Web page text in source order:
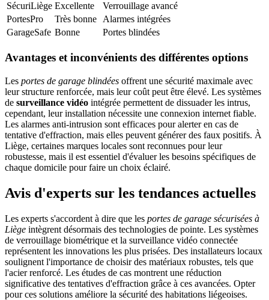
SécuriLiège Excellente
Verrouillage avancé
PortesPro
Très bonne Alarmes intégrées
GarageSafe Bonne Portes blindées
Avantages et inconvénients des différentes options
Les portes de garage blindées offrent une sécurité maximale avec
leur structure renforcée, mais leur coût peut être élevé. Les systèmes
de surveillance vidéo intégrée permettent de dissuader les intrus,
cependant, leur installation nécessite une connexion internet fiable.
Les alarmes anti-intrusion sont efficaces pour alerter en cas de
tentative d'effraction, mais elles peuvent générer des faux positifs. À
Liège, certaines marques locales sont reconnues pour leur
robustesse, mais il est essentiel d'évaluer les besoins spécifiques de
chaque domicile pour faire un choix éclairé.
Avis d'experts sur les tendances actuelles
Les experts s'accordent à dire que les portes de garage sécurisées à
Liège intègrent désormais des technologies de pointe. Les systèmes
de verrouillage biométrique et la surveillance vidéo connectée
représentent les innovations les plus prisées. Des installateurs locaux
soulignent l'importance de choisir des matériaux robustes, tels que
l'acier renforcé. Les études de cas montrent une réduction
significative des tentatives d'effraction grâce à ces avancées. Opter
pour ces solutions améliore la sécurité des habitations liégeoises.